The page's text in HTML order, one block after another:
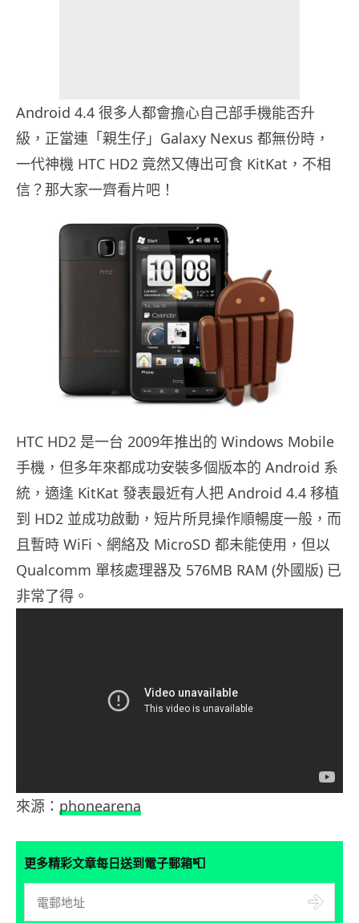
Android 4.4 很多人都會擔心自己部手機能否升
級，正當連「親生仔」Galaxy Nexus 都無份時，
一代神機 HTC HD2 竟然又傳出可食 KitKat，不相
信？那大家一齊看片吧！
HTC HD2 是一台 2009年推出的 Windows Mobile
手機，但多年來都成功安裝多個版本的 Android 系
統，適逢 KitKat 發表最近有人把 Android 4.4 移植
到 HD2 並成功啟動，短片所見操作順暢度一般，而
且暫時 WiFi、網絡及 MicroSD 都未能使用，但以
Qualcomm 單核處理器及 576MB RAM (外國版) 已
非常了得。
來源： phonearena
更多精彩文章每日送到電子郵箱📮